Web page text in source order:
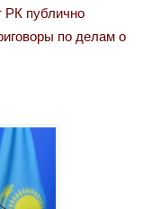
РК публично
по делам о